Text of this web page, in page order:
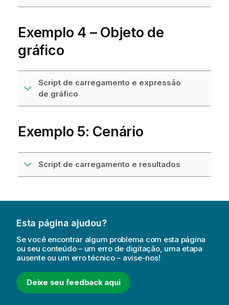
Exemplo 4 – Objeto de
gráfico
Script de carregamento e expressão
de gráfico
Exemplo 5: Cenário
Script de carregamento e resultados
Esta página ajudou?
Se você encontrar algum problema com esta página
ou seu conteúdo – um erro de digitação, uma etapa
ausente ou um erro técnico – avise-nos!
Deixe seu feedback aqui